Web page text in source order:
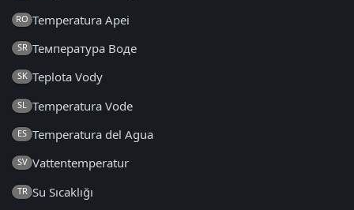
RO Temperatura Apei
SR Температура Воде
SK Teplota Vody
SL Temperatura Vode
ES Temperatura del Agua
SV Vattentemperatur
TR Su Sıcaklığı